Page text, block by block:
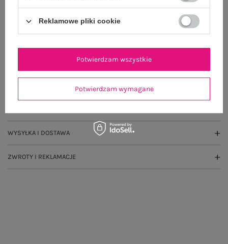
WYSYŁKA I DOSTAWA
ZWROTY I REKLAMACJE
Reklamowe pliki cookie
Potwierdzam wymagane
Potwierdzam wszystkie